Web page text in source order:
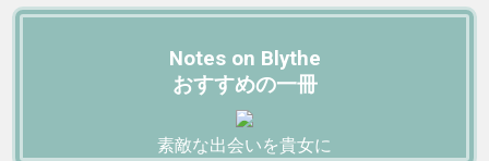
Notes on Blythe
おすすめの一冊
素敵な出会いを貴女に